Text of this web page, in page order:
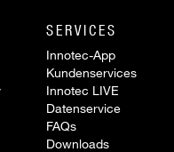
SERVICES
Innotec-App
Kundenservices
Innotec LIVE
Datenservice
FAQs
Downloads